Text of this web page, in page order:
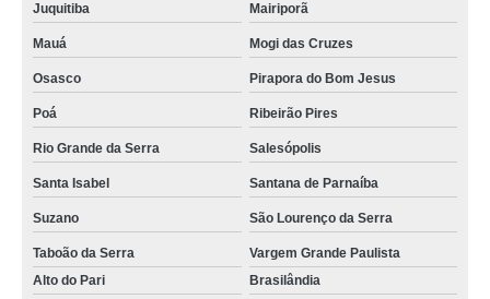
onde comprar cartão de pvc personalizado Parque Vila Prudente
cartão em pvc personalizado valor Jardim Morumbi
Juquitiba Mairiporã
Mauá Mogi das Cruzes
Osasco Pirapora do Bom Jesus
Poá Ribeirão Pires
Rio Grande da Serra Salesópolis
Santa Isabel Santana de Parnaíba
Suzano São Lourenço da Serra
Taboão da Serra
Vargem Grande Paulista
Alto do Pari
Brasilândia